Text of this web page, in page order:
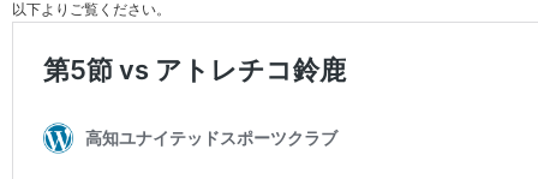
以下よりご覧ください。